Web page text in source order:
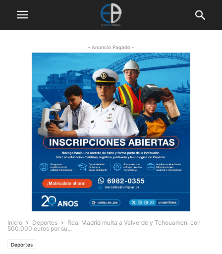
- Anuncio Pagado -
Inicio Deportes
Real Madrid multa a Valverde y Tchouameni con
500.000 euros por su...
Deportes